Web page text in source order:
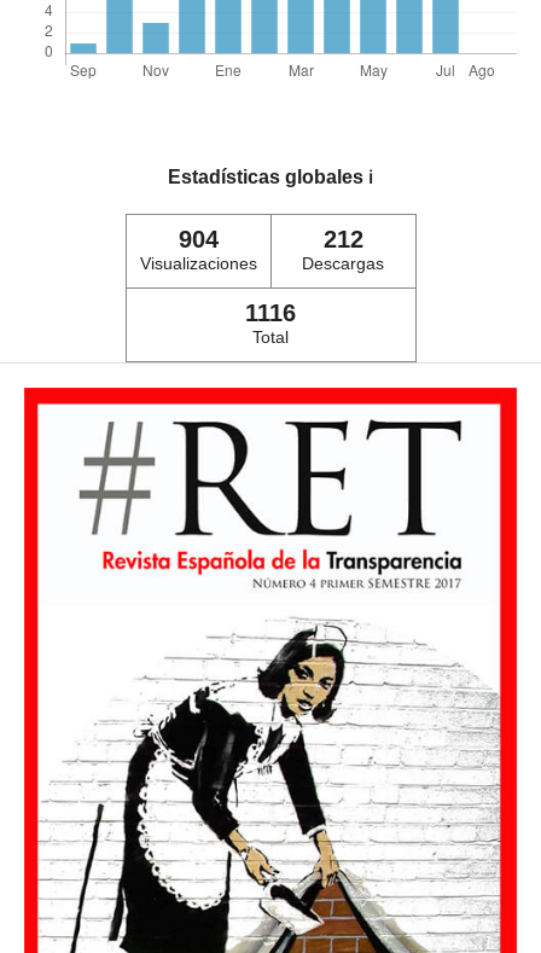
Estadísticas globales ℹ️
904
Visualizaciones
212
Descargas
1116
Total